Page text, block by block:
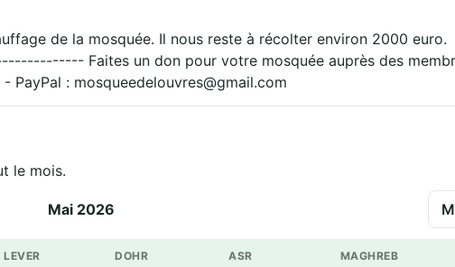
de la mosquée. Il nous reste à récolter environ 2000 euro.
Faites un don pour votre mosquée auprès des
PayPal : mosqueedelouvres@gmail.com
le mois.
Mai 2026
LEVER DOHR ASR MAGHREB